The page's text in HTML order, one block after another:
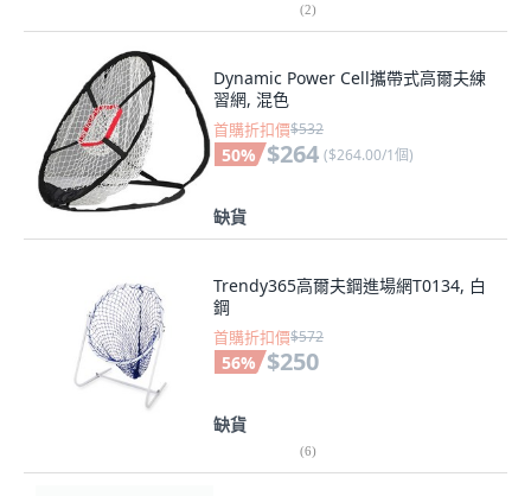
(2)
Dynamic Power Cell攜帶式高爾夫練
習網, 混色
首購折扣價$532
50% $264 ($264.00/1個)
缺貨
Trendy365高爾夫鋼進場網T0134, 白
鋼
首購折扣價$572
56% $250
缺貨
(6)